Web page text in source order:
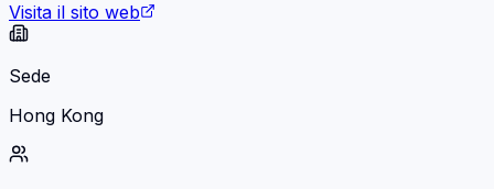
Visita il sito web
Sede
Hong Kong